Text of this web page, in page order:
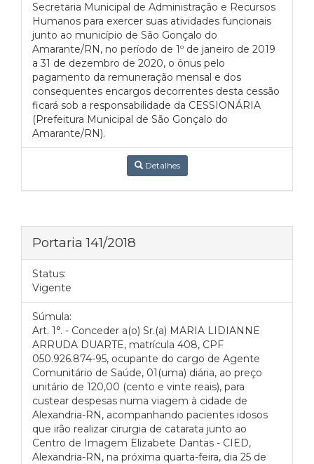
Secretaria Municipal de Administração e Recursos
Humanos para exercer suas atividades funcionais
junto ao município de São Gonçalo do
Amarante/RN, no período de 1º de janeiro de 2019
a 31 de dezembro de 2020, o ônus pelo
pagamento da remuneração mensal e dos
consequentes encargos decorrentes desta cessão
ficará sob a responsabilidade da CESSIONÁRIA
(Prefeitura Municipal de São Gonçalo do
Amarante/RN).
Detalhes
Portaria 141/2018
Status:
Vigente
Súmula:
Art. 1°. - Conceder a(o) Sr.(a) MARIA LIDIANNE
ARRUDA DUARTE, matrícula 408, CPF
050.926.874-95, ocupante do cargo de Agente
Comunitário de Saúde, 01(uma) diária, ao preço
unitário de 120,00 (cento e vinte reais), para
custear despesas numa viagem à cidade de
Alexandria-RN, acompanhando pacientes idosos
que irão realizar cirurgia de catarata junto ao
Centro de Imagem Elizabete Dantas - CIED,
Alexandria-RN, na próxima quarta-feira, dia 25 de